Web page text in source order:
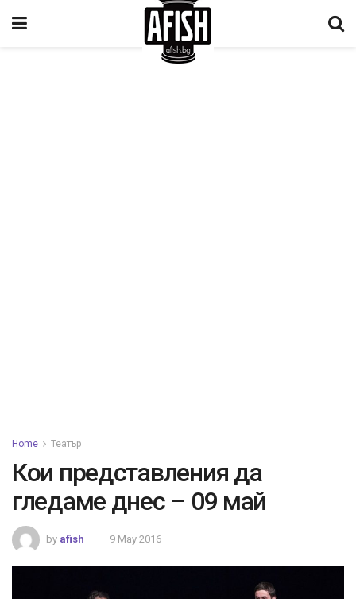
Home Театър
Кои представления да
гледаме днес – 09 май
by afish 9 May 2016